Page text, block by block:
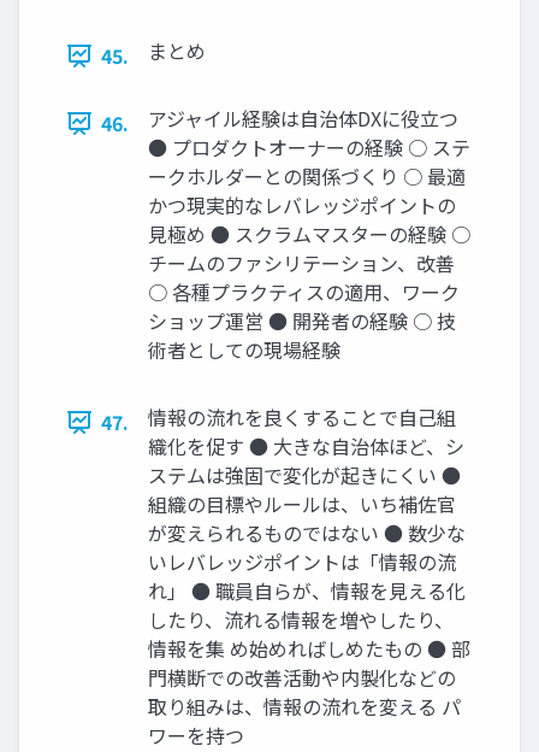
45. まとめ
46.
アジャイル経験は自治体DXに役立つ
● プロダクトオーナーの経験 ○ ステ
ークホルダーとの関係づくり ○ 最適
かつ現実的なレバレッジポイントの
見極め ● スクラムマスターの経験 ○
チームのファシリテーション、改善
○ 各種プラクティスの適用、ワーク
ショップ運営 ● 開発者の経験 ○ 技
術者としての現場経験
47.
情報の流れを良くすることで自己組
織化を促す ● 大きな自治体ほど、シ
ステムは強固で変化が起きにくい ●
組織の目標やルールは、いち補佐官
が変えられるものではない ● 数少な
いレバレッジポイントは「情報の流
れ」 ● 職員自らが、情報を見える化
したり、流れる情報を増やしたり、
情報を集 め始めればしめたもの ● 部
門横断での改善活動や内製化などの
取り組みは、情報の流れを変える パ
ワーを持つ